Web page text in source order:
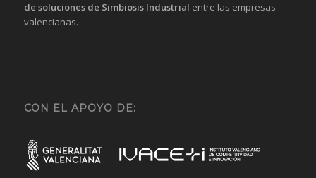
de soluciones de Simbiosis Industrial entre las empresas
valencianas.
CON EL APOYO DE: